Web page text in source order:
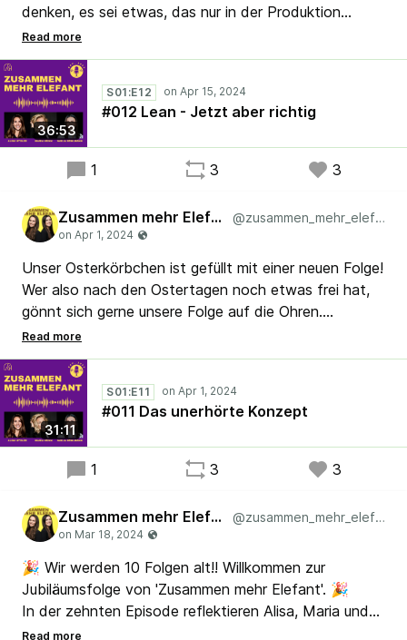
denken, es sei etwas, das nur in der Produktion
angewendet werden kann, Hält sich in Firmen mit
"Wissensarbeit" das Gerücht, dass Struktur die
Kreativität der Menschen einschränken kann. Haltet
euren Kaffee fest, stellt die Lauscher auf, es geht die
weitere Zerstörung von Vorurteilen in der
Organisationsentwicklung.
36:53
S01:E12
#012 Lean - Jetzt aber richtig
1 3 3
Zusammen mehr Elefant @zusammen_mehr_elefant
Unser Osterkörbchen ist gefüllt mit einer neuen Folge!
Wer also nach den Ostertagen noch etwas frei hat,
gönnt sich gerne unsere Folge auf die Ohren.
Vorsicht, nicht dass euch der Hasenbraten vom Teller
hüpft, wenn ihr vom "unerhörten Konzept" hört, das
Maria mit Alisa und Nadja teilt.
#Lean #Agile #SystemTheorie
#SystemischeOrganisationsentwicklung
31:11
S01:E11
#011 Das unerhörte Konzept
1 3 3
Zusammen mehr Elefant @zusammen_mehr_elefant
🎉 Wir werden 10 Folgen alt!! Willkommen zur
Jubiläumsfolge von 'Zusammen mehr Elefant'. 🎉
In der zehnten Episode reflektieren Alisa, Maria und
Nadja all ihre bisherigen Erfahrungen im Umgang mit